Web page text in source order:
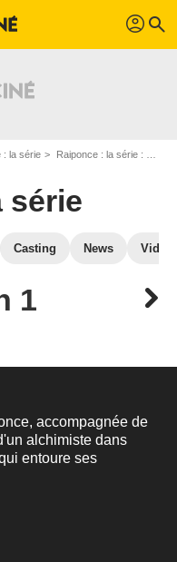
profil search
: la série Raiponce : la série : Episodes de la saison 1
série
Casting News
1
accompagnée de
alchimiste dans
entoure ses